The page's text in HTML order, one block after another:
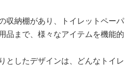
収納棚があり、トイレットペーパ
品まで、様々なアイテムを機能的
としたデザインは、どんなトイレ